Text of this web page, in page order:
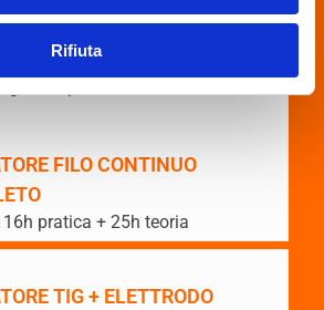
Rifiuta
FILO CONTINUO
FILO CONTINUO
pratica + 25h teoria
TIG + ELETTRODO